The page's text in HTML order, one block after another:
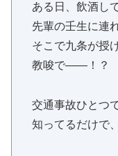
ある日、飲酒し
先輩の壬生に連
そこで九条が授
教唆で――！？
交通事故ひとつ
知ってるだけで